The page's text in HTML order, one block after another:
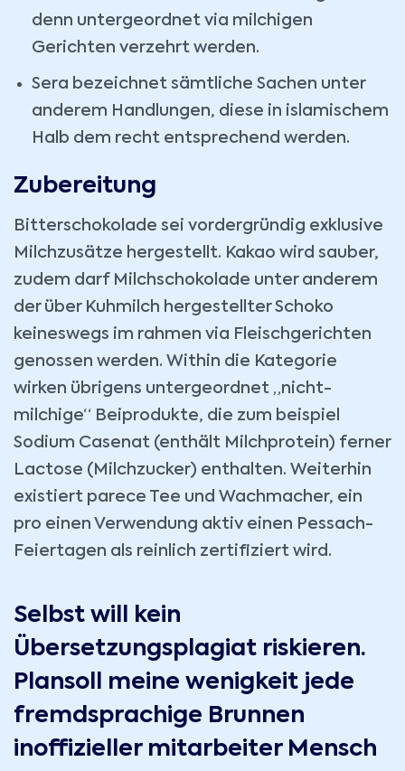
denn untergeordnet via milchigen
Gerichten verzehrt werden.
Sera bezeichnet sämtliche Sachen unter
anderem Handlungen, diese in islamischem
Halb dem recht entsprechend werden.
Zubereitung
Bitterschokolade sei vordergründig exklusive
Milchzusätze hergestellt. Kakao wird sauber,
zudem darf Milchschokolade unter anderem
der über Kuhmilch hergestellter Schoko
keineswegs im rahmen via Fleischgerichten
genossen werden. Within die Kategorie
wirken übrigens untergeordnet „nicht-
milchige“ Beiprodukte, die zum beispiel
Sodium Casenat (enthält Milchprotein) ferner
Lactose (Milchzucker) enthalten. Weiterhin
existiert parece Tee und Wachmacher, ein
pro einen Verwendung aktiv einen Pessach-
Feiertagen als reinlich zertifiziert wird.
Selbst will kein
Übersetzungsplagiat riskieren.
Plansoll meine wenigkeit jede
fremdsprachige Brunnen
inoffizieller mitarbeiter Mensch